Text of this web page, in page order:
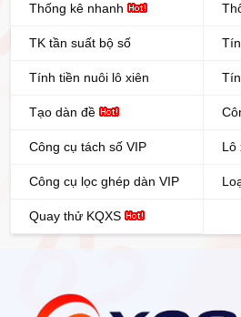
Thống kê nhanh
TK tần suất bộ số
Tính tiền nuôi lô xiên
Tạo dàn đề
Công cụ tách số VIP Lô
Công cụ lọc ghép dàn VIP
Quay thử KQXS